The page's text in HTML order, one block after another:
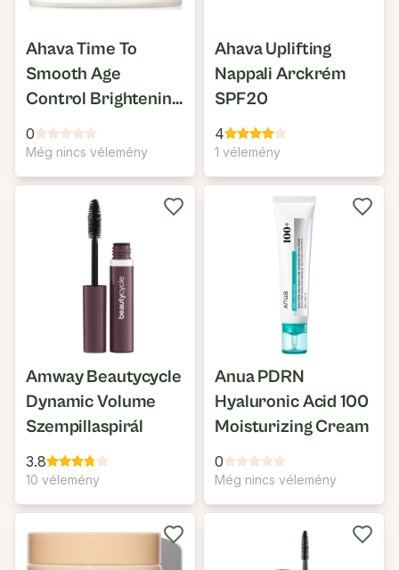
Ahava Time To
Smooth Age
Control Brightening
& Anti-Fatigue Eye
Cream
0
Még nincs vélemény
Ahava Uplifting
Nappali Arckrém
SPF20
4
1 vélemény
Amway Beautycycle
Dynamic Volume
Szempillaspirál
3.8
10 vélemény
Anua PDRN
Hyaluronic Acid 100
Moisturizing Cream
0
Még nincs vélemény